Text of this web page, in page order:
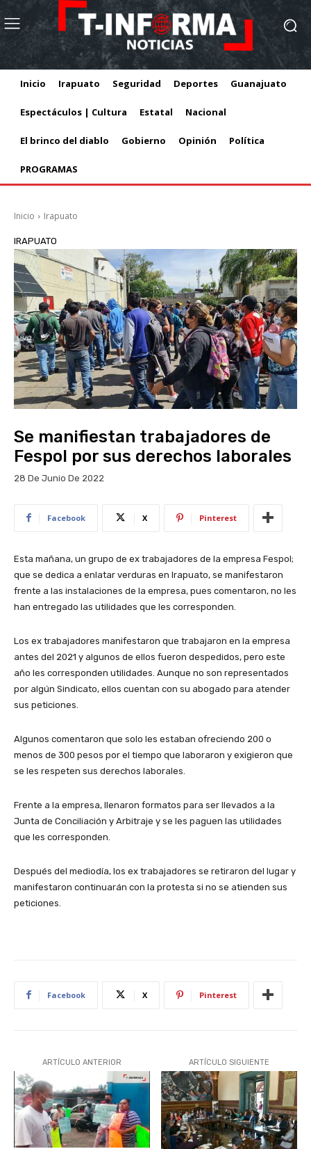
Inicio Irapuato Seguridad Deportes Guanajuato
Espectáculos | Cultura Estatal Nacional
El brinco del diablo Gobierno Opinión Política
PROGRAMAS
Inicio Irapuato
IRAPUATO
Se manifiestan trabajadores de
Fespol por sus derechos laborales
28 De Junio De 2022
Facebook X Pinterest
Esta mañana, un grupo de ex trabajadores de la empresa Fespol;
que se dedica a enlatar verduras en Irapuato, se manifestaron
frente a las instalaciones de la empresa, pues comentaron, no les
han entregado las utilidades que les corresponden.
Los ex trabajadores manifestaron que trabajaron en la empresa
antes del 2021 y algunos de ellos fueron despedidos, pero este
año les corresponden utilidades. Aunque no son representados
por algún Sindicato, ellos cuentan con su abogado para atender
sus peticiones.
Algunos comentaron que solo les estaban ofreciendo 200 o
menos de 300 pesos por el tiempo que laboraron y exigieron que
se les respeten sus derechos laborales.
Frente a la empresa, llenaron formatos para ser llevados a la
Junta de Conciliación y Arbitraje y se les paguen las utilidades
que les corresponden.
Después del mediodía, los ex trabajadores se retiraron del lugar y
manifestaron continuarán con la protesta si no se atienden sus
peticiones.
Facebook X Pinterest
ARTÍCULO ANTERIOR ARTÍCULO SIGUIENTE